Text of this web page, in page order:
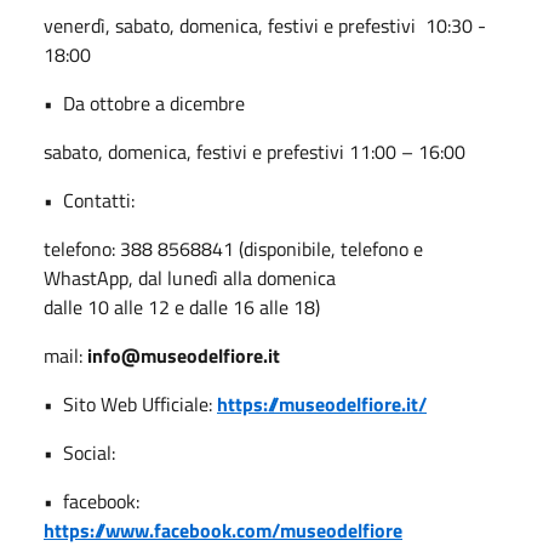
venerdì, sabato, domenica, festivi e prefestivi 10:30 -
18:00
• Da ottobre a dicembre
sabato, domenica, festivi e prefestivi 11:00 – 16:00
• Contatti:
telefono: 388 8568841 (disponibile, telefono e
WhastApp, dal lunedì alla domenica
dalle 10 alle 12 e dalle 16 alle 18)
mail: info@museodelfiore.it
• Sito Web Ufficiale: https://museodelfiore.it/
• Social:
• facebook:
https://www.facebook.com/museodelfiore